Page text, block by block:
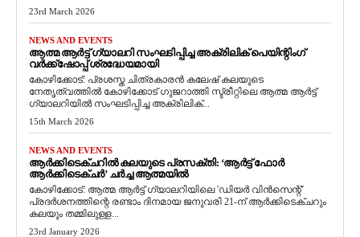
23rd March 2026
NEWS AND EVENTS
ആത്മ ആർട്ട് ഗ്യാലറി സംഘടിപ്പിച്ച അക്രിലിക് പെയിന്റിംഗ്
വർക്ക്‌ഷോപ്പ് ശ്രദ്ധേയമായി
കോഴിക്കോട്: പ്രശസ്ത ചിത്രകാരൻ കലേഷ് കലയുടെ
നേതൃത്വത്തിൽ കോഴിക്കോട് ഗുജറാത്തി സ്ട്രീറ്റിലെ ആത്മ ആർട്ട്
ഗ്യാലറിയിൽ സംഘടിപ്പിച്ച അക്രിലിക്...
15th March 2026
NEWS AND EVENTS
ആർക്കിടെക്ചറിൽ കലയുടെ പ്രസക്തി: ‘ആർട്ട് ഫോർ
ആർക്കിടെക്ചർ’ ചർച്ച ആത്മയിൽ
​കോഴിക്കോട്: ആത്മ ആർട്ട് ഗ്യാലറിയിലെ 'ഡിയർ വിൻസെന്റ്'
പ്രദർശനത്തിന്റെ രണ്ടാം ദിനമായ ജനുവരി 21-ന് ആർക്കിടെക്ചറും
കലയും തമ്മിലുള്ള...
23rd January 2026